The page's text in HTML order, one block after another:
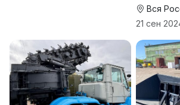
Вся
21 сен